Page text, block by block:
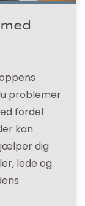
problemer
fordel
kan
dig
lede og